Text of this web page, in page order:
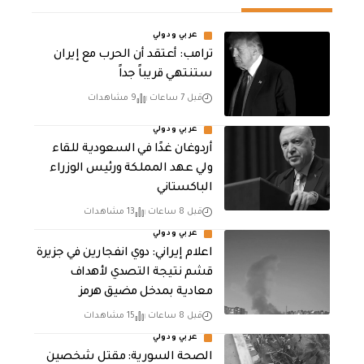
عربي ودولي
‏ترامب: أعتقد أن الحرب مع إيران
ستنتهي قريباً جداً
قبل 7 ساعات 9 مشاهدات
عربي ودولي
أردوغان غدًا في السعودية للقاء
ولي عهد المملكة ورئيس الوزراء
الباكستاني
قبل 8 ساعات 13 مشاهدات
عربي ودولي
اعلام إيراني: دوي انفجارين في جزيرة
قشم نتيجة التصدي لأهداف
معادية بمدخل مضيق هرمز
قبل 8 ساعات 15 مشاهدات
عربي ودولي
الصحة السورية: مقتل شخصين